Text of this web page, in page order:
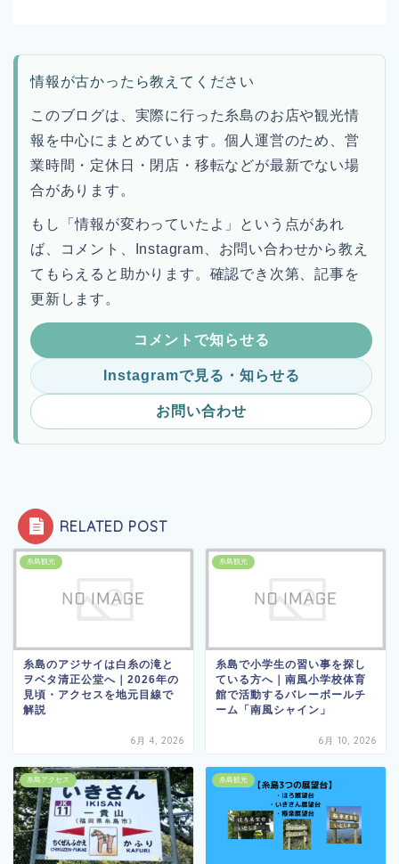
情報が古かったら教えてください
このブログは、実際に行った糸島のお店や観光情
報を中心にまとめています。個人運営のため、営
業時間・定休日・閉店・移転などが最新でない場
合があります。
もし「情報が変わっていたよ」という点があれ
ば、コメント、Instagram、お問い合わせから教え
てもらえると助かります。確認でき次第、記事を
更新します。
コメントで知らせる
Instagramで見る・知らせる
お問い合わせ
RELATED POST
糸島観光
糸島のアジサイは白糸の滝と
ヲベタ清正公堂へ｜2026年の
見頃・アクセスを地元目線で
解説
6月 4, 2026
糸島観光
糸島で小学生の習い事を探し
ている方へ｜南風小学校体育
館で活動するバレーボールチ
ーム「南風シャイン」
6月 10, 2026
糸島アクセス 糸島観光